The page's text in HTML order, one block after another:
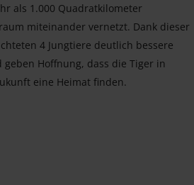
als 1.000 Quadratkilometer
miteinander vernetzt. Dank dieser
4 Jungtiere deutlich bessere
Hoffnung, dass die Tiger in
eine Heimat finden.